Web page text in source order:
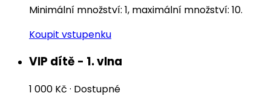
Minimální množství: 1, maximální množství: 10.
Koupit vstupenku
VIP dítě - 1. vlna
1 000 Kč · Dostupné